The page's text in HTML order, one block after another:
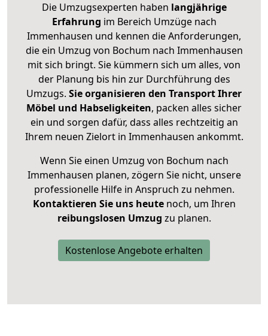
Die Umzugsexperten haben langjährige
Erfahrung im Bereich Umzüge nach
Immenhausen und kennen die Anforderungen,
die ein Umzug von Bochum nach Immenhausen
mit sich bringt. Sie kümmern sich um alles, von
der Planung bis hin zur Durchführung des
Umzugs. Sie organisieren den Transport Ihrer
Möbel und Habseligkeiten, packen alles sicher
ein und sorgen dafür, dass alles rechtzeitig an
Ihrem neuen Zielort in Immenhausen ankommt.
Wenn Sie einen Umzug von Bochum nach
Immenhausen planen, zögern Sie nicht, unsere
professionelle Hilfe in Anspruch zu nehmen.
Kontaktieren Sie uns heutenoch, um Ihren
reibungslosen Umzug zu planen.
Kostenlose Angebote erhalten